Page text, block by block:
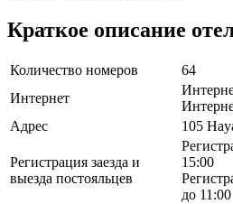
Краткое описание
Количество номеров
64
Интернет
Адрес
105
Регистрация заезда и
выезда постояльцев
15:00
до 11:00